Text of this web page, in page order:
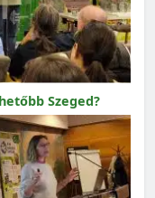
Szeged?